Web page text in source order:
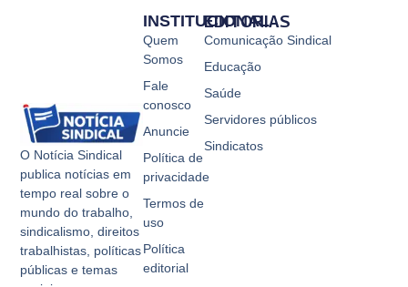
O Notícia Sindical
publica notícias em
tempo real sobre o
mundo do trabalho,
sindicalismo, direitos
trabalhistas, políticas
públicas e temas
EDITORIAS
Comunicação Sindical
Educação
Saúde
Servidores públicos
Sindicatos
INSTITUCIONAL
Quem
Somos
Fale
conosco
Anuncie
Política de
privacidade
Termos de
uso
Política
editorial